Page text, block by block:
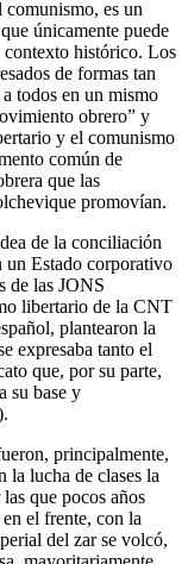
es un
únicamente puede
contexto histórico. Los
de formas tan
todos en un mismo
obrero” y
y el comunismo
común de
que las
promovían.
de la conciliación
un Estado corporativo
de las JONS
libertario de la CNT
plantearon la
expresaba tanto el
que, por su parte,
su base y
principalmente,
la lucha de clases la
que pocos años
el frente, con la
del zar se volcó,